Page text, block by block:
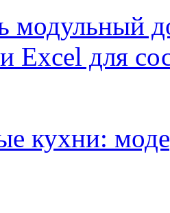
модульный
Excel для
кухни: